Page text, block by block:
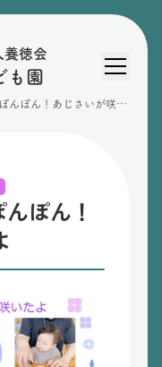
養徳会
も園
6月 もも組 ① ぽんぽん！あじさいが咲いたよ
ぽん！